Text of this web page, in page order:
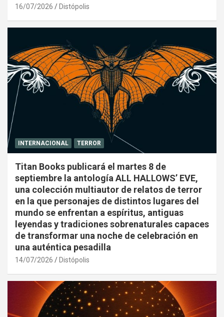
16/07/2026 Distópolis
INTERNACIONAL TERROR
Titan Books publicará el martes 8 de
septiembre la antología ALL HALLOWS’ EVE,
una colección multiautor de relatos de terror
en la que personajes de distintos lugares del
mundo se enfrentan a espíritus, antiguas
leyendas y tradiciones sobrenaturales capaces
de transformar una noche de celebración en
una auténtica pesadilla
14/07/2026 Distópolis